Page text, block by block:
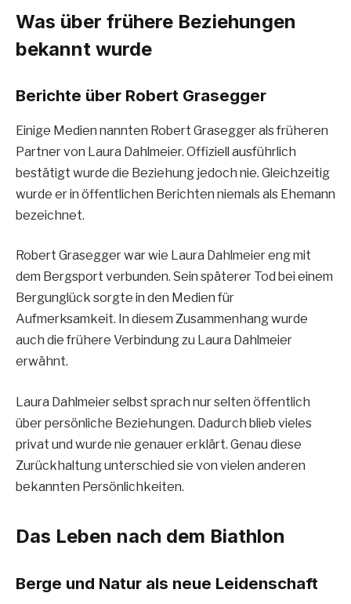
Was über frühere Beziehungen
bekannt wurde
Berichte über Robert Grasegger
Einige Medien nannten Robert Grasegger als früheren
Partner von Laura Dahlmeier. Offiziell ausführlich
bestätigt wurde die Beziehung jedoch nie. Gleichzeitig
wurde er in öffentlichen Berichten niemals als Ehemann
bezeichnet.
Robert Grasegger war wie Laura Dahlmeier eng mit
dem Bergsport verbunden. Sein späterer Tod bei einem
Bergunglück sorgte in den Medien für
Aufmerksamkeit. In diesem Zusammenhang wurde
auch die frühere Verbindung zu Laura Dahlmeier
erwähnt.
Laura Dahlmeier selbst sprach nur selten öffentlich
über persönliche Beziehungen. Dadurch blieb vieles
privat und wurde nie genauer erklärt. Genau diese
Zurückhaltung unterschied sie von vielen anderen
bekannten Persönlichkeiten.
Das Leben nach dem Biathlon
Berge und Natur als neue Leidenschaft